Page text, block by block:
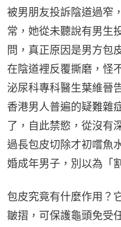
被男朋友投訴陰道過窄
常，她從未聽說有男生
問，真正原因是男方包
在陰道裡反覆撕磨，怪
泌尿科專科醫生葉維晉
香港男人普遍的疑難雜
了，自此禁慾，從沒有
過長包皮切除才初嚐魚
婚成年男子，別以為「
包皮究竟有什麼作用？
皺摺，可保護龜頭免受